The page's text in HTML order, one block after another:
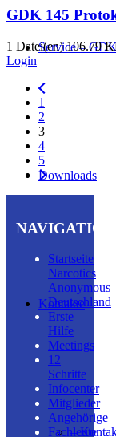
Service –
Downloads
Kontakte
–
GDK 145
1 Datei(en)106.79
Login
1
2
3
4
5
NAVIGATION
Startseite
Narcotics
Anonymous
Deutschland
Erste
Hilfe
Meetings
12
Schritte
Infocenter
Mitglieder
Angehörige
Fachleute